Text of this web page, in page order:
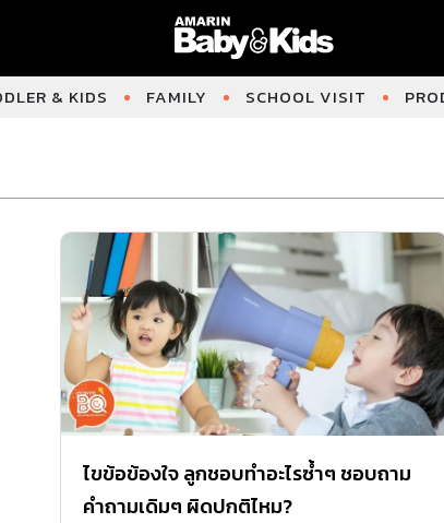
& KIDS FAMILY SCHOOL VISIT
ไขข้อข้องใจ ลูกชอบทำอะไรซ้ำๆ ชอบถาม
คำถามเดิมๆ ผิดปกติไหม?